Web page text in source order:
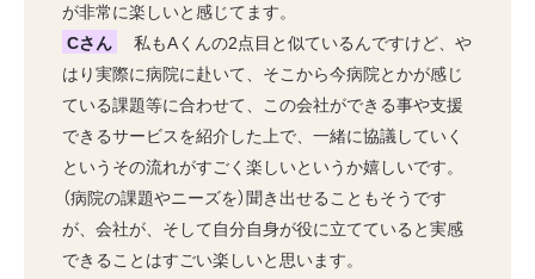
が非常に楽しいと感じてます。
Cさん
私もAくんの2点目と似ているんですけど、や
はり実際に病院に赴いて、そこから今病院とかが感じ
ている課題等に合わせて、この会社ができる事や支援
できるサービスを紹介した上で、一緒に協議していく
というその流れがすごく楽しいというか嬉しいです。
（病院の課題やニーズを）聞き出せることもそうです
が、会社が、そして自分自身が役に立てていると実感
できることはすごい楽しいと思います。